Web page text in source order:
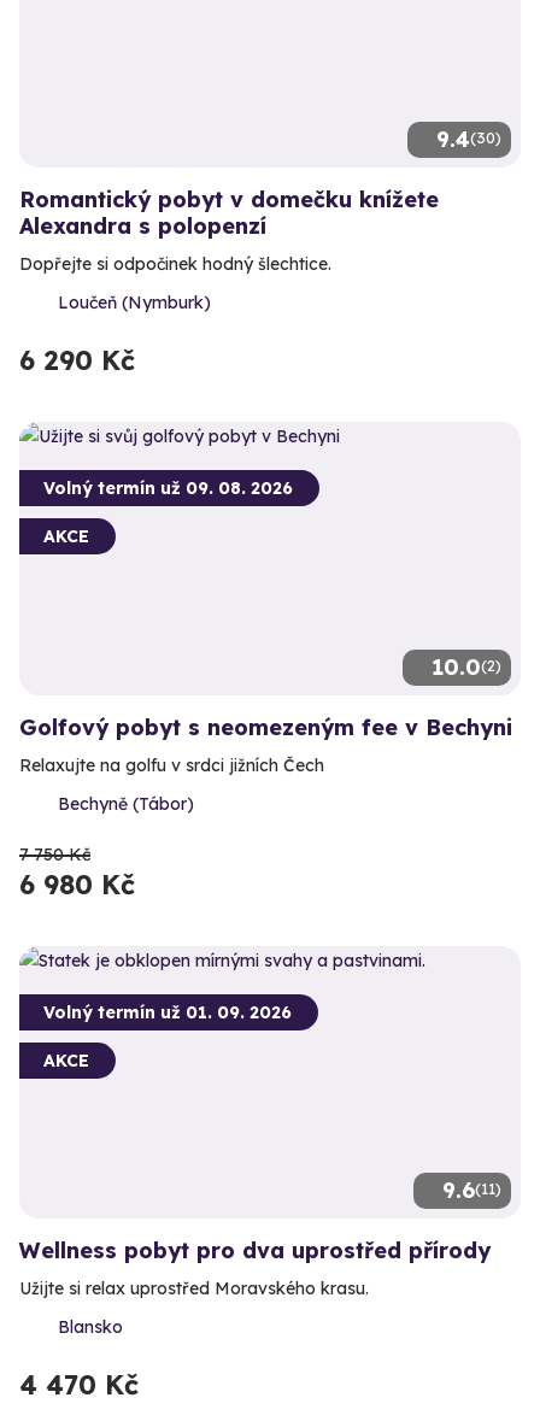
9.4(30)
Romantický pobyt v domečku knížete
Alexandra s polopenzí
Dopřejte si odpočinek hodný šlechtice.
Loučeň (Nymburk)
6 290 Kč
10.0(2)
Volný termín už 09. 08. 2026
AKCE
Golfový pobyt s neomezeným fee v Bechyni
Relaxujte na golfu v srdci jižních Čech
Bechyně (Tábor)
7 750 Kč
6 980 Kč
9.6(11)
Volný termín už 01. 09. 2026
AKCE
Wellness pobyt pro dva uprostřed přírody
Užijte si relax uprostřed Moravského krasu.
Blansko
4 470 Kč